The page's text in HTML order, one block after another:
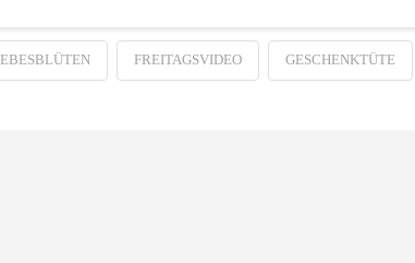
FREITAGSVIDEO GESCHENKTÜTE